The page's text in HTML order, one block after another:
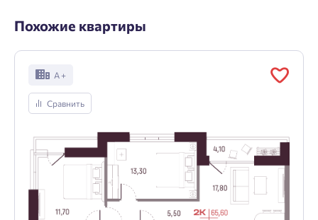
Похожие квартиры
А +
Сравнить